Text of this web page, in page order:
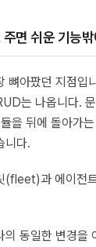
면 쉬운 기능
뼈아팠던 지점입
는 나옵니다.
을 뒤에 돌아가
니다.
(fleet)과 에이전
의 동일한 변경을